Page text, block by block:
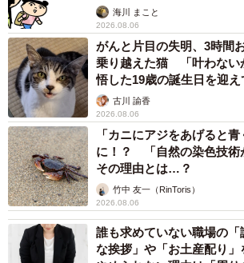
海川 まこと
2026.08.06
がんと片目の失明、3時間
乗り越えた猫 「叶わない
悟した19歳の誕生日を迎え
古川 諭香
2026.08.06
「カニにアジをあげると
に！？ 「自然の染色技
その理由とは…？
竹中 友一（RinToris）
2026.08.06
誰も求めていない職場の「
な挨拶」や「お土産配り